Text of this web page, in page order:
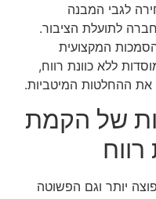
לגבי המבנה
לתועלת הציבור.
המקצועית
ללא כוונת רווח,
את ההחלטות המיטביות.
של הקמת
יותר וגם הפשוטה